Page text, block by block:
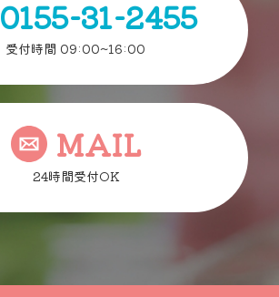
0155-31-2455
受付時間 09:00~16:00
MAIL
24時間受付OK